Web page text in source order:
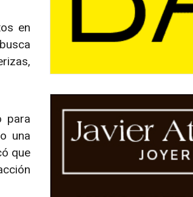
en
para
una
que